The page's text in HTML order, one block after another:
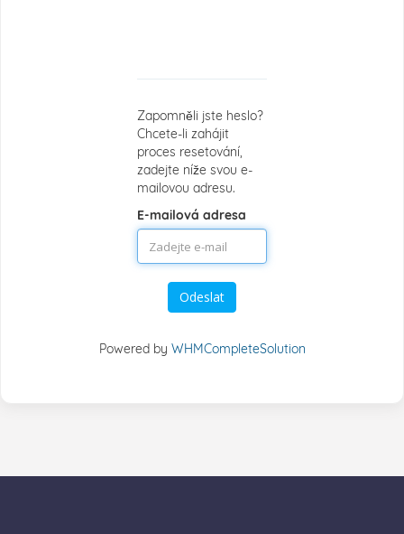
Zapomněli jste heslo?
Chcete-li zahájit
proces resetování,
zadejte níže svou e-
mailovou adresu.
E-mailová adresa
Odeslat
Powered by WHMCompleteSolution